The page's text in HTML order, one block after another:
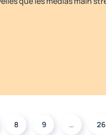
8 9 … 26